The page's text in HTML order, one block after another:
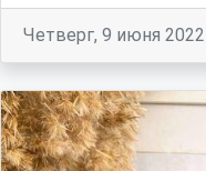
Четверг, 9 июня 2022